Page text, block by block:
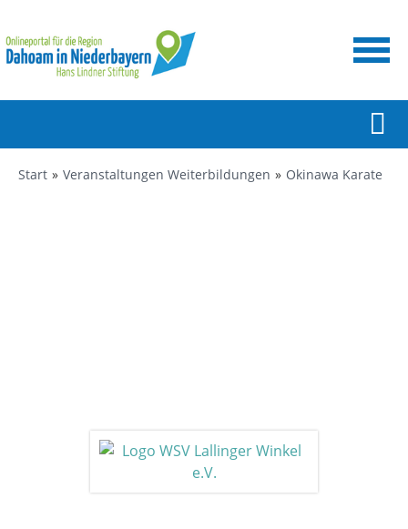
Start Veranstaltungen Weiterbildungen Okinawa Karate